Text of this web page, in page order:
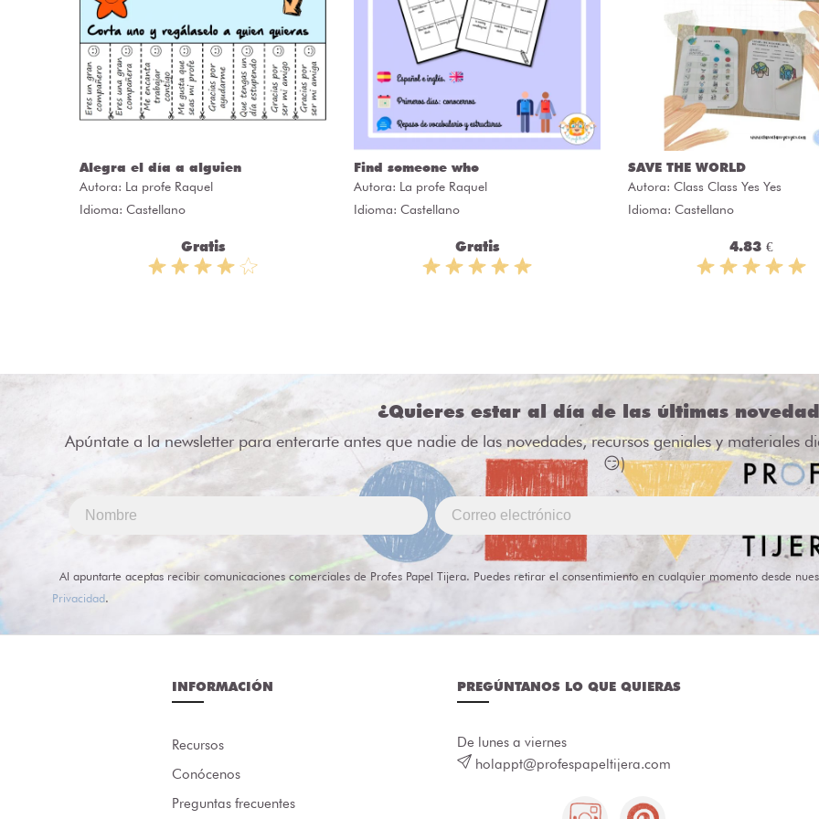
Alegra el día a alguien
Autora: La profe Raquel
Idioma: Castellano
Gratis
Find someone who
Autora: La profe Raquel
Idioma: Castellano
Gratis
SAVE THE WORLD
Autora: Class Class Yes Yes
Idioma: Castellano
4.83 €
¿Quieres estar al día de las últimas
Apúntate a la newsletter para enterarte antes que nadie de las novedades, recursos geniales y materiales
😏)
Al apuntarte aceptas recibir comunicaciones comerciales de Profes Papel Tijera. Puedes retirar el consentimiento en cualquier momento desde
Privacidad.
INFORMACIÓN
Recursos
Conócenos
Preguntas frecuentes
PREGÚNTANOS LO QUE QUIERAS
De lunes a viernes
holappt@profespapeltijera.com